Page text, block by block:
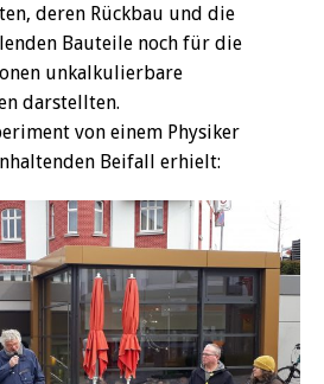
deren Rückbau und die
Bauteile noch für die
unkalkulierbare
darstellten.
von einem Physiker
Beifall erhielt: